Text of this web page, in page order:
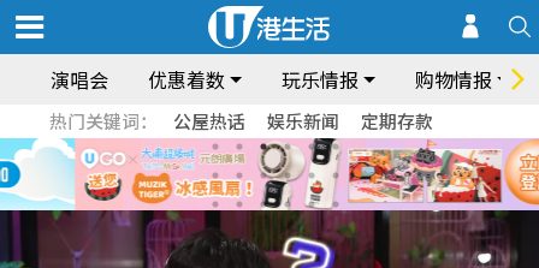
演唱会 优惠着数 玩乐情报 购物情报
热门关键词： 公屋热话 娱乐新闻 定期存款